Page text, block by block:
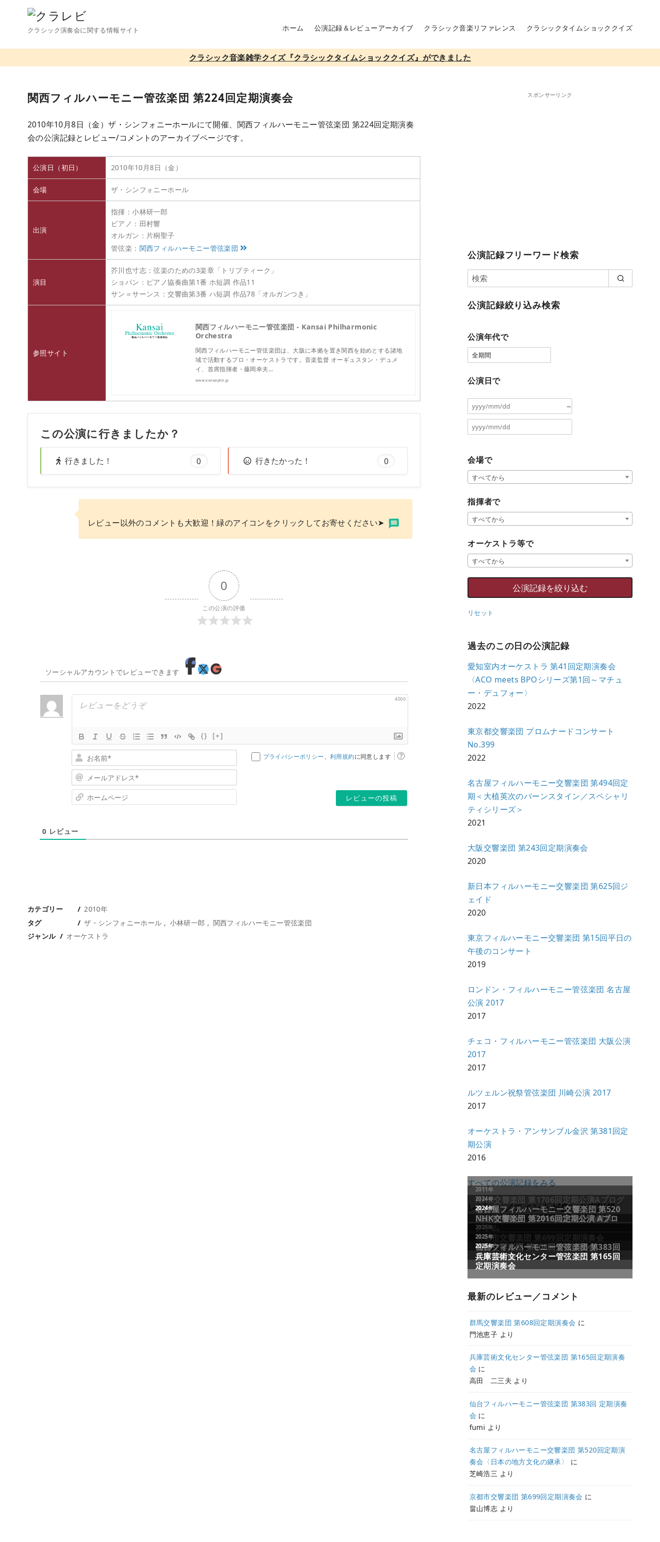
クラシック演奏会に関する情報サイト ホーム 公演記録＆レビューアーカイブ クラシック音楽リファレンス クラシックタイムショッククイズ
クラシック音楽雑学クイズ『クラシックタイムショッククイズ』ができました
関西フィルハーモニー管弦楽団 第224回定期演奏会
2010年10月8日（金）ザ・シンフォニーホールにて開催、関西フィルハーモニー管弦楽団 第224回定期演奏
会の公演記録とレビュー/コメントのアーカイブページです。
公演日（初日） 2010年10月8日（金）
会場 ザ・シンフォニーホール
出演
指揮：小林研一郎
ピアノ：田村響
オルガン：片桐聖子
管弦楽： 関西フィルハーモニー管弦楽団
演目
芥川也寸志：弦楽のための3楽章「トリプティーク」
ショパン：ピアノ協奏曲第1番 ホ短調 作品11
サン＝サーンス：交響曲第3番 ハ短調 作品78「オルガンつき」
参照サイト
関西フィルハーモニー管弦楽団 - Kansai Philharmonic
Orchestra
関西フィルハーモニー管弦楽団は、大阪に本拠を置き関西を始めとする諸地
域で活動するプロ・オーケストラです。音楽監督 オーギュスタン・デュメ
イ、首席指揮者・藤岡幸夫…
www.kansaiphil.jp
この公演に行きましたか？
行きました！ 0 行きたかった！ 0
レビュー以外のコメントも大歓迎！緑のアイコンをクリックしてお寄せください➤
0
この公演の評価
ソーシャルアカウントでレビューできます
4000
{} [+]
名
*ー
ス
ー
ー
プライバシーポリシー、 利用規約に同意します
0 レビュー
カテゴリー
2010年
タグ
ザ・シンフォニーホール 小林研一郎
関西フィルハーモニー管弦楽団
ジャンル
オーケストラ
スポンサーリンク
公演記録フリーワード検索
公演記録絞り込み検索
公演年代で
公演日で
～
会場で
すべてから
指揮者で
すべてから
オーケストラ等で
すべてから
リセット
過去のこの日の公演記録
愛知室内オーケストラ 第41回定期演奏会
〈ACO meets BPOシリーズ第1回～マチュ
ー・デュフォー〉
2022
東京都交響楽団 プロムナードコンサート
No.399
2022
名古屋フィルハーモニー交響楽団 第494回定
期＜大植英次のバーンスタイン／スペシャリ
ティシリーズ＞
2021
大阪交響楽団 第243回定期演奏会
2020
新日本フィルハーモニー交響楽団 第625回ジ
ェイド
2020
東京フィルハーモニー交響楽団 第15回平日の
午後のコンサート
2019
ロンドン・フィルハーモニー管弦楽団 名古屋
公演 2017
2017
チェコ・フィルハーモニー管弦楽団 大阪公演
2017
2017
ルツェルン祝祭管弦楽団 川崎公演 2017
2017
オーケストラ・アンサンブル金沢 第381回定
期公演
2016
すべての公演記録をみる
レビュー／コメントが多い公演記録
最新のレビュー／コメント
群馬交響楽団 第608回定期演奏会 に
門池恵子 より
兵庫芸術文化センター管弦楽団 第165回定期演奏
会 に
高田 二三夫 より
仙台フィルハーモニー管弦楽団 第383回 定期演奏
会 に
fumi より
名古屋フィルハーモニー交響楽団 第520回定期演
奏会〈日本の地方文化の継承〉
に
芝崎浩三 より
京都市交響楽団 第699回定期演奏会 に
畠山博志 より